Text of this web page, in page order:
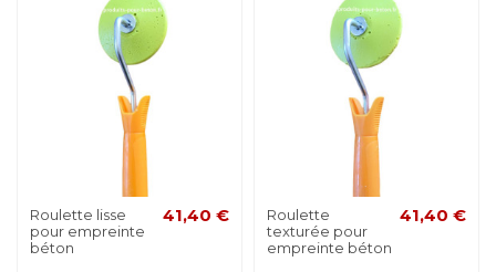
Roulette lisse
pour empreinte
béton
41,40 €
Roulette
texturée pour
empreinte béton
41,40 €